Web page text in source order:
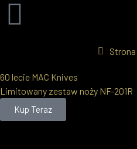
Strona
60 lecie MAC Knives
Limitowany zestaw noży NF-201R
Kup Teraz